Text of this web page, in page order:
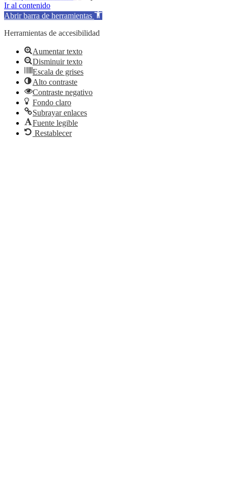
Ir al contenido
Abrir barra de herramientas
Herramientas de accesibilidad
Aumentar texto
Disminuir texto
Escala de grises
Alto contraste
Contraste negativo
Fondo claro
Subrayar enlaces
Fuente legible
Restablecer